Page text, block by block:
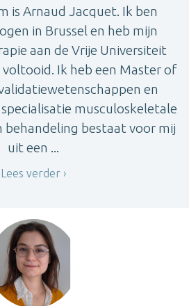
is Arnaud Jacquet. Ik ben
in Brussel en heb mijn
aan de Vrije Universiteit
voltooid. Ik heb een Master of
en
musculoskeletale
behandeling bestaat voor mij
uit een ...
Lees verder